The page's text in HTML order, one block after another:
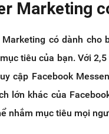
Marketing
có dành cho
tiêu của bạn. Với
cập Facebook
lớn khác của
nhắm mục tiêu mọi